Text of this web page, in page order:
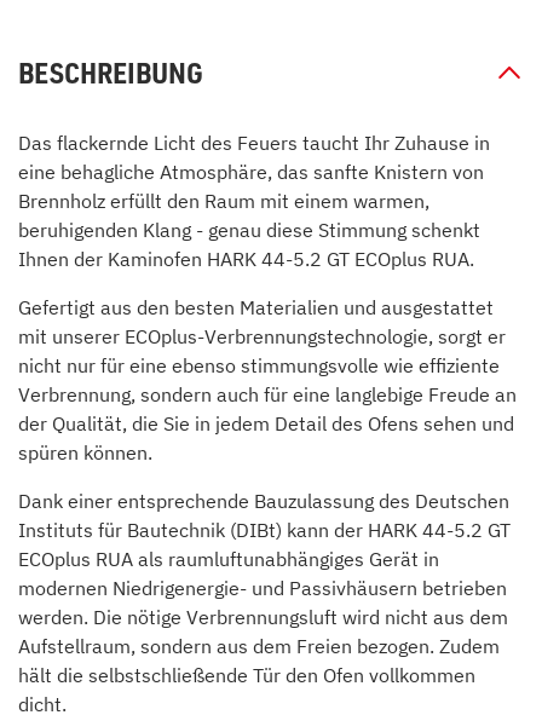
BESCHREIBUNG
Das flackernde Licht des Feuers taucht Ihr Zuhause in
eine behagliche Atmosphäre, das sanfte Knistern von
Brennholz erfüllt den Raum mit einem warmen,
beruhigenden Klang - genau diese Stimmung schenkt
Ihnen der Kaminofen HARK 44-5.2 GT ECOplus RUA.
Gefertigt aus den besten Materialien und ausgestattet
mit unserer ECOplus-Verbrennungstechnologie, sorgt er
nicht nur für eine ebenso stimmungsvolle wie effiziente
Verbrennung, sondern auch für eine langlebige Freude an
der Qualität, die Sie in jedem Detail des Ofens sehen und
spüren können.
Dank einer entsprechende Bauzulassung des Deutschen
Instituts für Bautechnik (DIBt) kann der HARK 44-5.2 GT
ECOplus RUA als raumluftunabhängiges Gerät in
modernen Niedrigenergie- und Passivhäusern betrieben
werden. Die nötige Verbrennungsluft wird nicht aus dem
Aufstellraum, sondern aus dem Freien bezogen. Zudem
hält die selbstschließende Tür den Ofen vollkommen
dicht.